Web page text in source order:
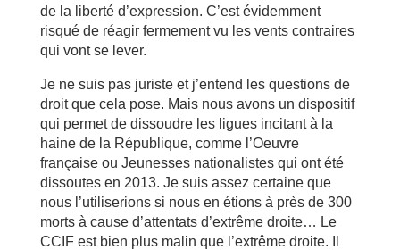
de la liberté d’expression. C’est évidemment
risqué de réagir fermement vu les vents contraires
qui vont se lever.
Je ne suis pas juriste et j’entend les questions de
droit que cela pose. Mais nous avons un dispositif
qui permet de dissoudre les ligues incitant à la
haine de la République, comme l’Oeuvre
française ou Jeunesses nationalistes qui ont été
dissoutes en 2013. Je suis assez certaine que
nous l’utiliserions si nous en étions à près de 300
morts à cause d’attentats d’extrême droite… Le
CCIF est bien plus malin que l’extrême droite. Il